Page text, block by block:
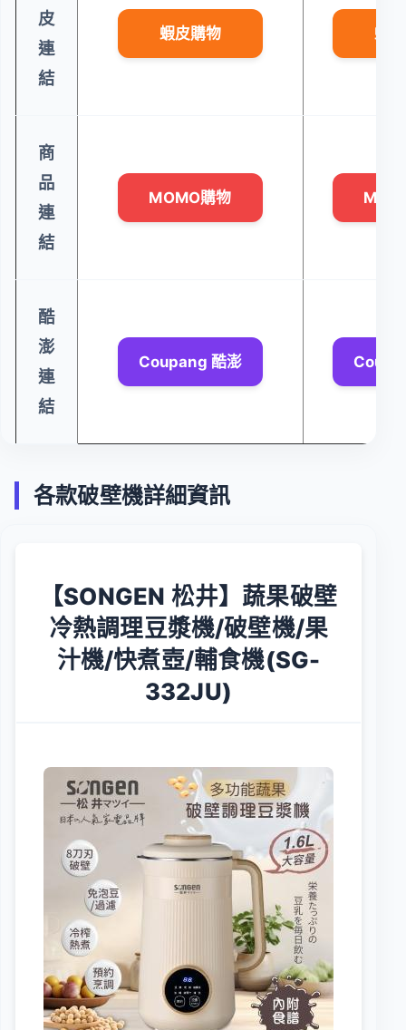
皮
連
結
蝦皮購物 蝦
商
品
連
結
MOMO購物
酷
澎
連
結
Coupang 酷澎
各款破壁機詳細資訊
【SONGEN 松井】蔬果破壁
冷熱調理豆漿機/破壁機/果
汁機/快煮壺/輔食機(SG-
332JU)